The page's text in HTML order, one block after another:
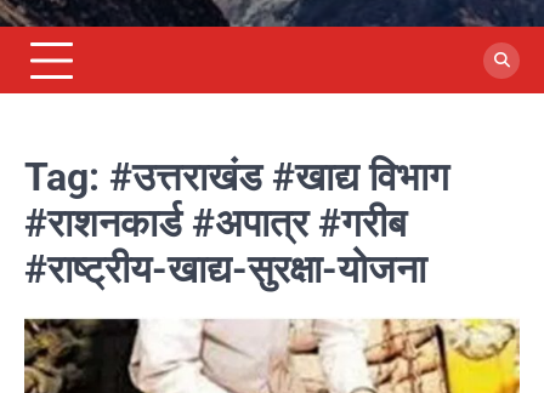
Tag: #उत्तराखंड #खाद्य विभाग
#राशनकार्ड #अपात्र #गरीब
#राष्ट्रीय-खाद्य-सुरक्षा-योजना